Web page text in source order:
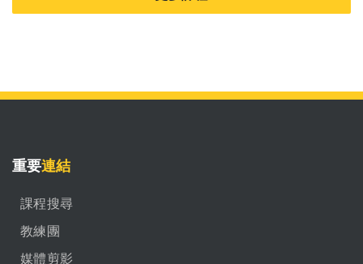
重要連結
課程搜尋
教練團
媒體剪影